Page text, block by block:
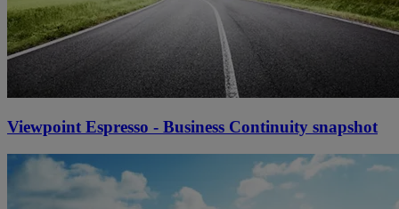
Viewpoint Espresso - Business Continuity snapshot